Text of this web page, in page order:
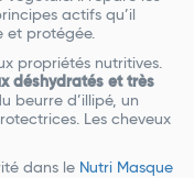
actifs qu’il
et protégée.
propriétés nutritives.
déshydratés et très
beurre d’illipé, un
Les cheveux
dans le Nutri Masque